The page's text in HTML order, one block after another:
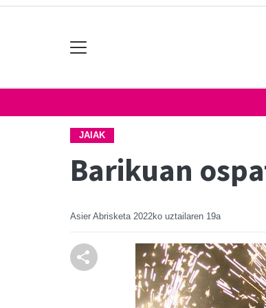
JAIAK
Barikuan
Asier Abrisketa 2022ko uztailaren 19a